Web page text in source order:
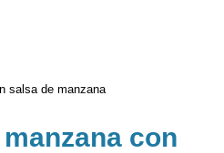
salsa de manzana
con